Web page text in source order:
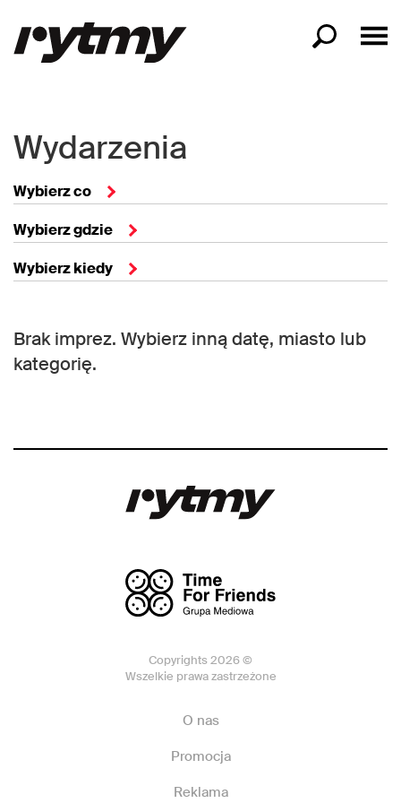
Wydarzenia
Wybierz co
Wybierz gdzie
Wybierz kiedy
Brak imprez. Wybierz inną datę, miasto lub
kategorię.
Copyrights 2026 ©
Wszelkie prawa zastrzeżone
O nas
Promocja
Reklama